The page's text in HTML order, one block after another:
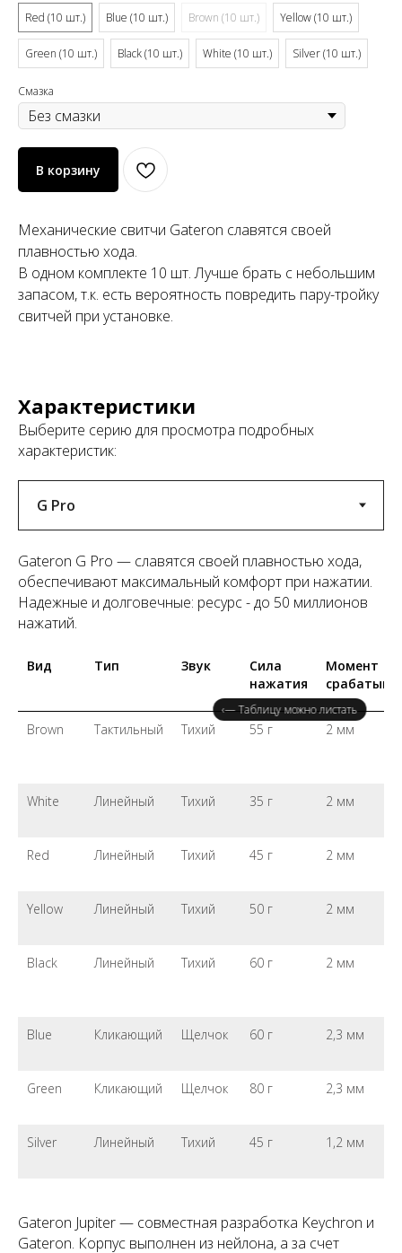
Red (10 шт.)
Blue (10 шт.) Brown (10 шт.) Yellow (10 шт.)
Green (10 шт.) Black (10 шт.) White (10 шт.) Silver (10 шт.)
Смазка
В корзину
Механические свитчи Gateron славятся своей
плавностью хода.
В одном комплекте 10 шт. Лучше брать с небольшим
запасом, т.к. есть вероятность повредить пару-тройку
свитчей при установке.
Характеристики
Выберите серию для просмотра подробных
характеристик:
Gateron G Pro — славятся своей плавностью хода,
обеспечивают максимальный комфорт при нажатии.
Надежные и долговечные: ресурс - до 50 миллионов
нажатий.
Вид Тип Звук
Сила
нажатия
Момент
Brown Тактильный Тихий 55 г 2 мм
White Линейный Тихий 35 г 2 мм
Red Линейный Тихий 45 г 2 мм
Yellow Линейный Тихий 50 г 2 мм
Black Линейный Тихий 60 г 2 мм
Blue Кликающий Щелчок 60 г 2,3 мм
Green Кликающий Щелчок 80 г 2,3 мм
Silver Линейный Тихий 45 г 1,2 мм
‹— Таблицу можно листать
Gateron Jupiter — совместная разработка Keychron и
Gateron. Корпус выполнен из нейлона, а за счет